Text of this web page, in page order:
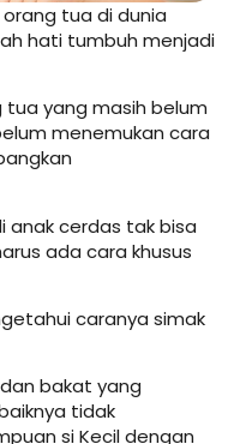
tua di dunia
hati tumbuh menjadi
yang masih belum
menemukan cara
anak cerdas tak bisa
ada cara khusus
caranya simak
bakat yang
tidak
si Kecil dengan